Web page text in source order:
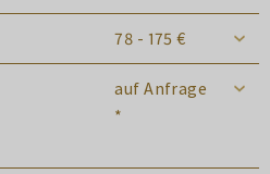
78 - 175 €
auf Anfrage
*